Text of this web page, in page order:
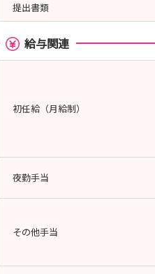
提出書類
給与関連
初任給（月給制）
夜勤手当
その他手当